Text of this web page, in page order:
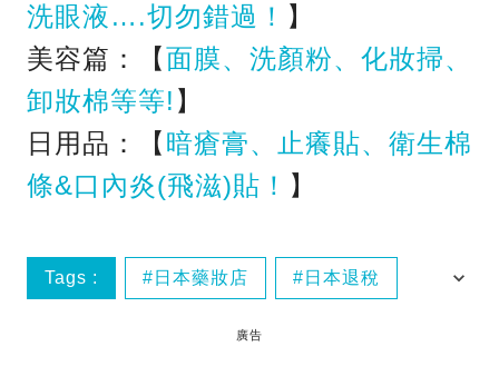
洗眼液….切勿錯過！ 】
美容篇：【面膜、洗顏粉、化妝掃、
卸妝棉等等! 】
日用品：【 暗瘡膏、止癢貼、衛生棉
條&口內炎(飛滋)貼！ 】
Tags : 日本藥妝店 日本退稅
廣告